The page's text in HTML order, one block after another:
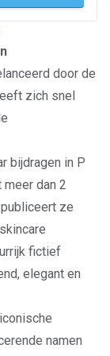
door de
zich snel
bijdragen in P
meer dan 2
ze
fictief
elegant en
namen